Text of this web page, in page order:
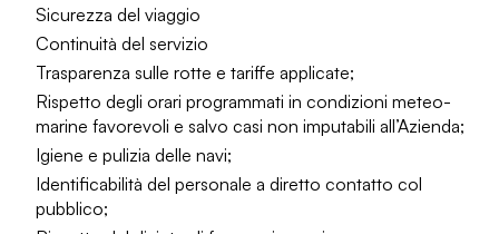
Sicurezza del viaggio
Continuità del servizio
Trasparenza sulle rotte e tariffe applicate;
Rispetto degli orari programmati in condizioni meteo-
marine favorevoli e salvo casi non imputabili all’Azienda;
Igiene e pulizia delle navi;
Identificabilità del personale a diretto contatto col
pubblico;